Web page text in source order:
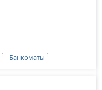
1 Банкоматы 1